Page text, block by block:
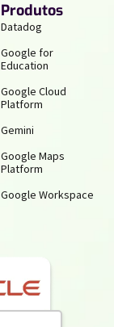
Produtos
Datadog
Google for
Education
Google Cloud
Platform
Gemini
Google Maps
Platform
Google Workspace